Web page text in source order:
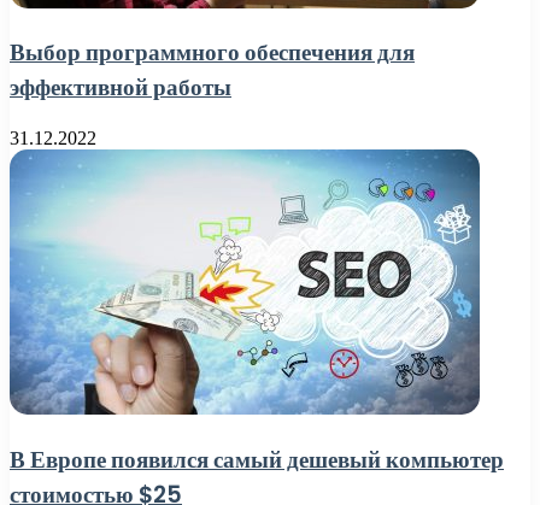
Выбор программного обеспечения для
эффективной работы
31.12.2022
В Европе появился самый дешевый компьютер
стоимостью $25